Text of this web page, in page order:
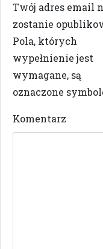
Twój adres email
zostanie
Pola, których
wypełnienie jest
wymagane, są
oznaczone
Komentarz